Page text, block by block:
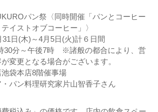
パン祭〈同時開催「パンとコーヒー
イストオブコーヒー」〉
日(木)～4月5日(火)計６日間
30分～午後7時 ※諸般の都合により、営
変更となる場合がございます。
袋本店8階催事場
パン料理研究家片山智香子さん